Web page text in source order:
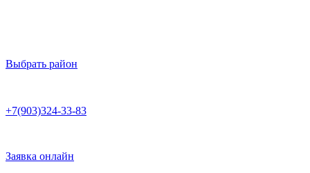
Выбрать район
+7(903)324-33-83
Заявка онлайн